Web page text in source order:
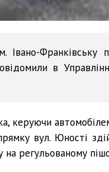
Франківську
в
керуючи
вул. Юності
регульованому